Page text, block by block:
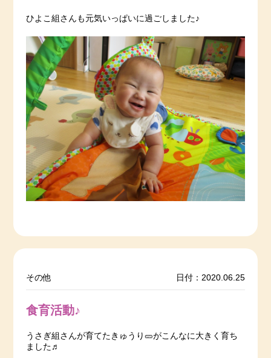
ひよこ組さんも元気いっぱいに過ごしました♪
その他 日付：2020.06.25
食育活動♪
うさぎ組さんが育てたきゅうり🥒がこんなに大きく育ち
ました♬